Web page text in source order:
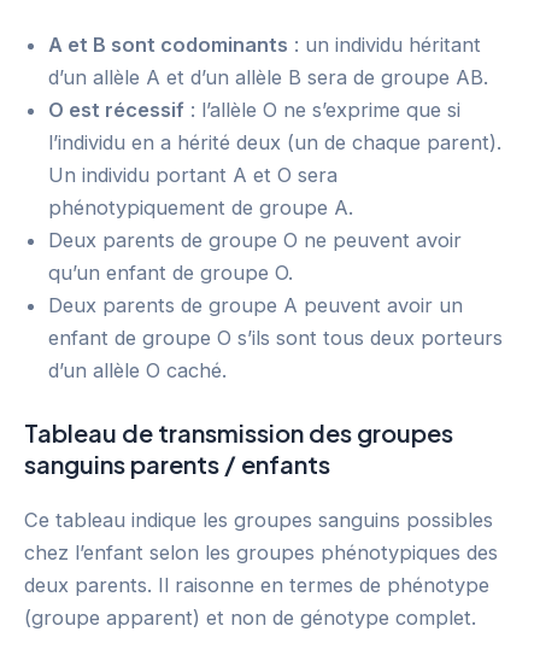
A et B sont codominants : un individu héritant
d’un allèle A et d’un allèle B sera de groupe AB.
O est récessif : l’allèle O ne s’exprime que si
l’individu en a hérité deux (un de chaque parent).
Un individu portant A et O sera
phénotypiquement de groupe A.
Deux parents de groupe O ne peuvent avoir
qu’un enfant de groupe O.
Deux parents de groupe A peuvent avoir un
enfant de groupe O s’ils sont tous deux porteurs
d’un allèle O caché.
Tableau de transmission des groupes
sanguins parents / enfants
Ce tableau indique les groupes sanguins possibles
chez l’enfant selon les groupes phénotypiques des
deux parents. Il raisonne en termes de phénotype
(groupe apparent) et non de génotype complet.